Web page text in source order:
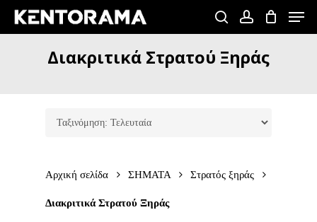
Skip
searchaccount
Menu
Διακριτικά Στρατού Ξηράς
Αρχική σελίδα ΣΗΜΑΤΑ Στρατός ξηράς
Διακριτικά Στρατού Ξηράς